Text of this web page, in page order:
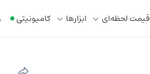
قیمت لحظه‌ای ابزار‌ها کامیونیتی